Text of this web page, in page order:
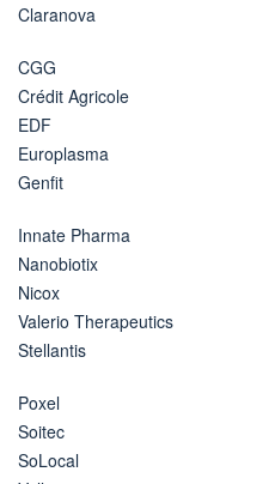
Claranova
CGG
Crédit Agricole
EDF
Europlasma
Genfit
Innate Pharma
Nanobiotix
Nicox
Valerio Therapeutics
Stellantis
Poxel
Soitec
SoLocal